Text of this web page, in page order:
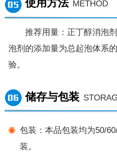
使用方法 METHOD
推荐用量：正丁醇消泡剂
泡剂的添加量为总起泡体系
验。
储存与包装
包装：本品包装均为50/
装。